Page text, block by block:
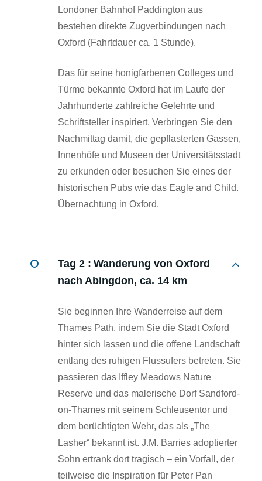
Londoner Bahnhof Paddington aus
bestehen direkte Zugverbindungen nach
Oxford (Fahrtdauer ca. 1 Stunde).
Das für seine honigfarbenen Colleges und
Türme bekannte Oxford hat im Laufe der
Jahrhunderte zahlreiche Gelehrte und
Schriftsteller inspiriert. Verbringen Sie den
Nachmittag damit, die gepflasterten Gassen,
Innenhöfe und Museen der Universitätsstadt
zu erkunden oder besuchen Sie eines der
historischen Pubs wie das Eagle and Child.
Übernachtung in Oxford.
Tag 2 : Wanderung von Oxford
nach Abingdon, ca. 14 km
Sie beginnen Ihre Wanderreise auf dem
Thames Path, indem Sie die Stadt Oxford
hinter sich lassen und die offene Landschaft
entlang des ruhigen Flussufers betreten. Sie
passieren das Iffley Meadows Nature
Reserve und das malerische Dorf Sandford-
on-Thames mit seinem Schleusentor und
dem berüchtigten Wehr, das als „The
Lasher“ bekannt ist. J.M. Barries adoptierter
Sohn ertrank dort tragisch – ein Vorfall, der
teilweise die Inspiration für Peter Pan